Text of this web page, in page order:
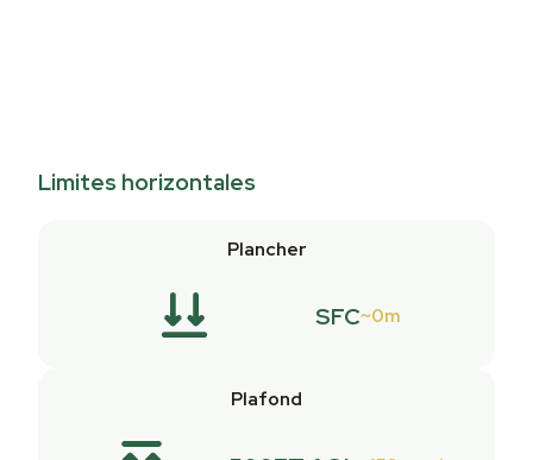
Limites horizontales
Plancher
SFC 0m
Plafond